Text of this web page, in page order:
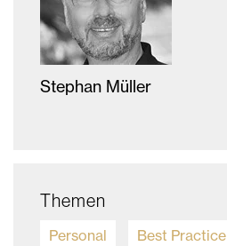
Stephan Müller
Themen
Personal Best Practice